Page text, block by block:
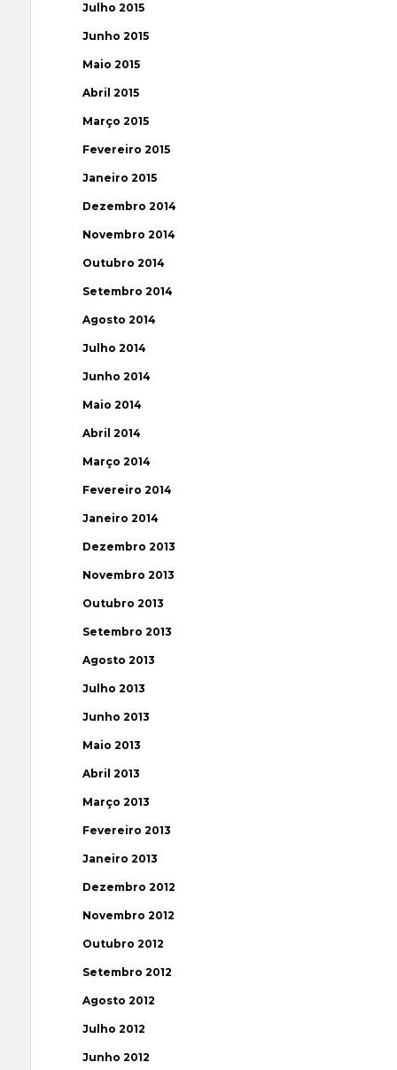
Julho 2015
Junho 2015
Maio 2015
Abril 2015
Março 2015
Fevereiro 2015
Janeiro 2015
Dezembro 2014
Novembro 2014
Outubro 2014
Setembro 2014
Agosto 2014
Julho 2014
Junho 2014
Maio 2014
Abril 2014
Março 2014
Fevereiro 2014
Janeiro 2014
Dezembro 2013
Novembro 2013
Outubro 2013
Setembro 2013
Agosto 2013
Julho 2013
Junho 2013
Maio 2013
Abril 2013
Março 2013
Fevereiro 2013
Janeiro 2013
Dezembro 2012
Novembro 2012
Outubro 2012
Setembro 2012
Agosto 2012
Julho 2012
Junho 2012